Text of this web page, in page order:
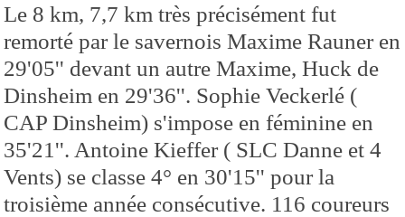
Le 8 km, 7,7 km très précisément fut
remorté par le savernois Maxime Rauner en
29'05'' devant un autre Maxime, Huck de
Dinsheim en 29'36''. Sophie Veckerlé (
CAP Dinsheim) s'impose en féminine en
35'21''. Antoine Kieffer ( SLC Danne et 4
Vents) se classe 4° en 30'15'' pour la
troisième année consécutive. 116 coureurs